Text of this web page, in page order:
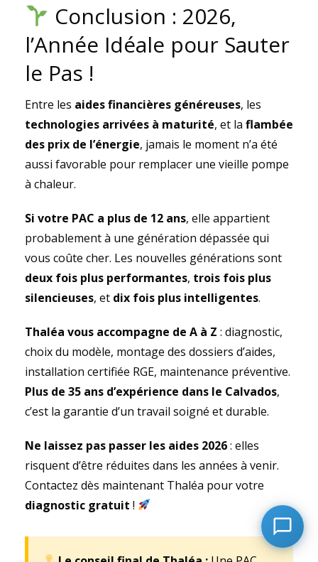
Conclusion : 2026,
l’Année Idéale pour Sauter
le Pas !
Entre les aides financières généreuses, les
technologies arrivées à maturité, et la flambée
des prix de l’énergie, jamais le moment n’a été
aussi favorable pour remplacer une vieille pompe
à chaleur.
Si votre PAC a plus de 12 ans, elle appartient
probablement à une génération dépassée qui
vous coûte cher. Les nouvelles générations sont
deux fois plus performantes, trois fois plus
silencieuses, et dix fois plus intelligentes.
Thaléa vous accompagne de A à Z : diagnostic,
choix du modèle, montage des dossiers d’aides,
installation certifiée RGE, maintenance préventive.
Plus de 35 ans d’expérience dans le Calvados,
c’est la garantie d’un travail soigné et durable.
Ne laissez pas passer les aides 2026: elles
risquent d’être réduites dans les années à venir.
Contactez dès maintenant Thaléa pour votre
diagnostic gratuit !